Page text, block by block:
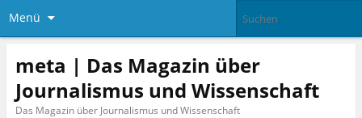
Menü
meta | Das Magazin über
Journalismus und Wissenschaft
Das Magazin über Journalismus und Wissenschaft